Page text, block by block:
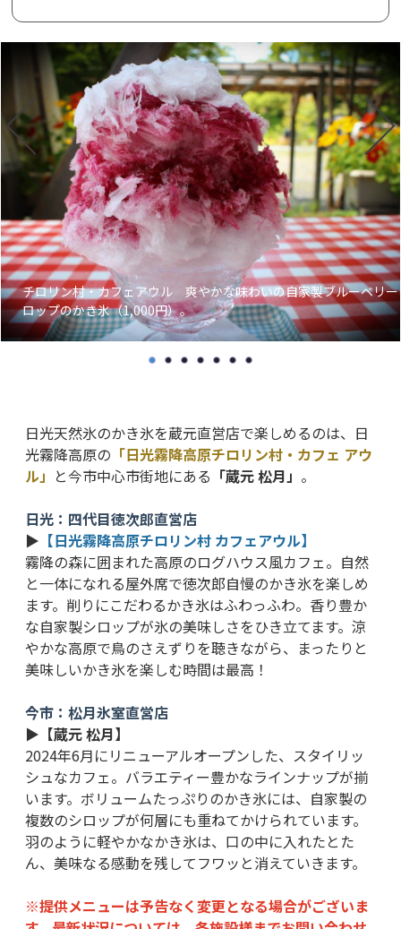
チロリン村・カフェアウル 爽やかな味わいの自家製ブルーベリー
ロップのかき氷（1,000円）。
日光天然氷のかき氷を蔵元直営店で楽しめるのは、日
光霧降高原の 「日光霧降高原チロリン村・カフェ アウ
ル」 と今市中心市街地にある 「蔵元 松月」 。
日光：四代目徳次郎直営店
▶ 【日光霧降高原チロリン村 カフェアウル】
霧降の森に囲まれた高原のログハウス風カフェ。自然
と一体になれる屋外席で徳次郎自慢のかき氷を楽しめ
ます。削りにこだわるかき氷はふわっふわ。香り豊か
な自家製シロップが氷の美味しさをひき立てます。涼
やかな高原で鳥のさえずりを聴きながら、まったりと
美味しいかき氷を楽しむ時間は最高！
今市：松月氷室直営店
▶【蔵元 松月】
2024年6月にリニューアルオープンした、スタイリッ
シュなカフェ。バラエティー豊かなラインナップが揃
います。ボリュームたっぷりのかき氷には、自家製の
複数のシロップが何層にも重ねてかけられています。
羽のように軽やかなかき氷は、口の中に入れたとた
ん、美味なる感動を残してフワッと消えていきます。
※提供メニューは予告なく変更となる場合がございま